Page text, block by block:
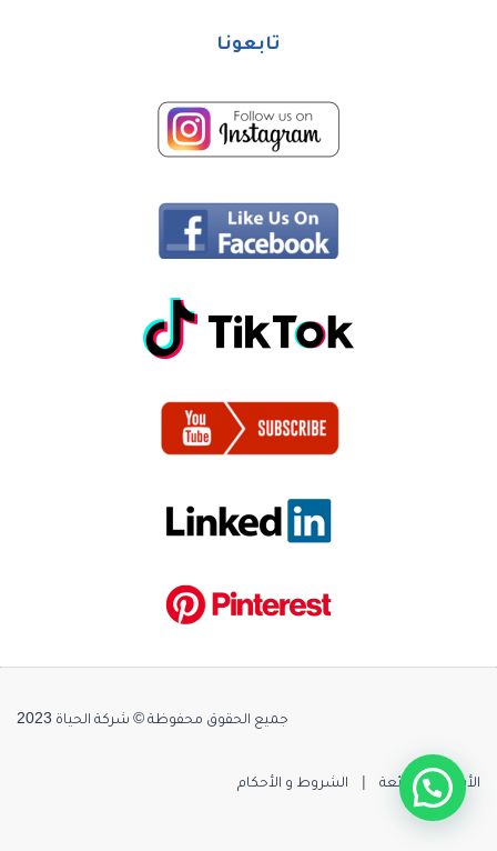
تابعونا
جميع الحقوق محفوظة © شركة الحياة 2023
الأسئلة الشائعة الشروط و الأحكام